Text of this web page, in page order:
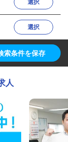
選択
選択
索条件を保存
人